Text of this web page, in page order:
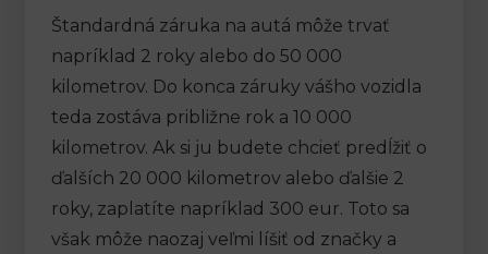
Štandardná záruka na autá môže trvať
napríklad 2 roky alebo do 50 000
kilometrov. Do konca záruky vášho vozidla
teda zostáva približne rok a 10 000
kilometrov. Ak si ju budete chcieť predĺžiť o
ďalších 20 000 kilometrov alebo ďalšie 2
roky, zaplatíte napríklad 300 eur. Toto sa
však môže naozaj veľmi líšiť od značky a